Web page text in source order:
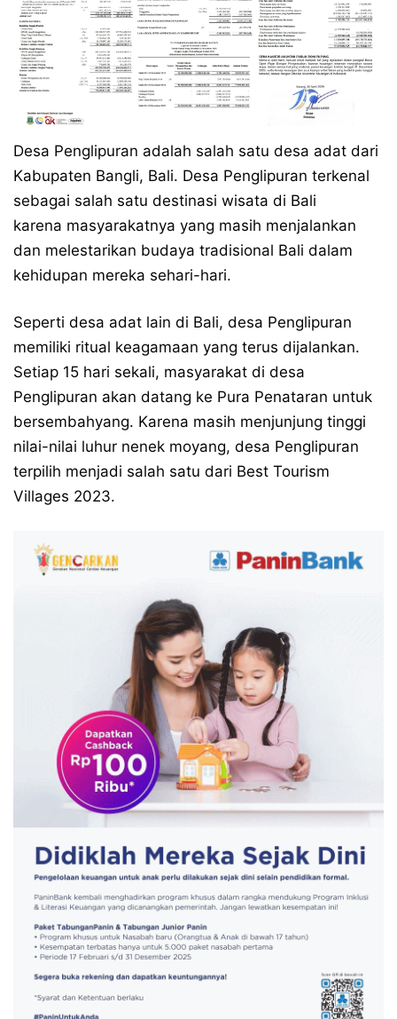
Desa Penglipuran adalah salah satu desa adat dari
Kabupaten Bangli, Bali. Desa Penglipuran terkenal
sebagai salah satu destinasi wisata di Bali
karena masyarakatnya yang masih menjalankan
dan melestarikan budaya tradisional Bali dalam
kehidupan mereka sehari-hari.
Seperti desa adat lain di Bali, desa Penglipuran
memiliki ritual keagamaan yang terus dijalankan.
Setiap 15 hari sekali, masyarakat di desa
Penglipuran akan datang ke Pura Penataran untuk
bersembahyang. Karena masih menjunjung tinggi
nilai-nilai luhur nenek moyang, desa Penglipuran
terpilih menjadi salah satu dari Best Tourism
Villages 2023.